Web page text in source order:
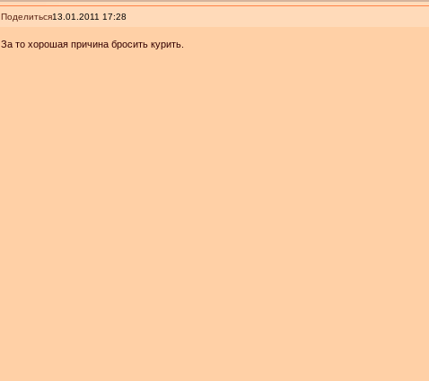
Поделиться13.01.2011 17:28
За то хорошая причина бросить курить.